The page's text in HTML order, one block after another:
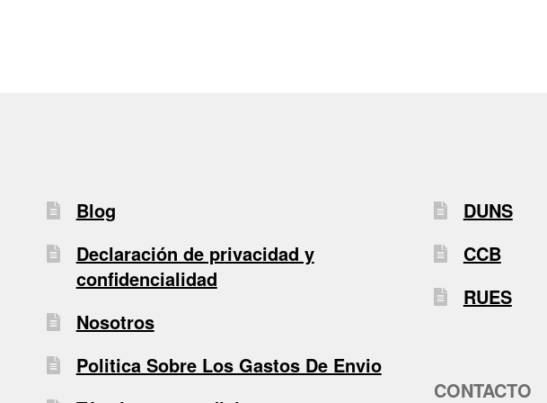
Blog
Declaración de privacidad y
confidencialidad
Nosotros
Politica Sobre Los Gastos De Envio
DUNS
CCB
RUES
CONTACTO